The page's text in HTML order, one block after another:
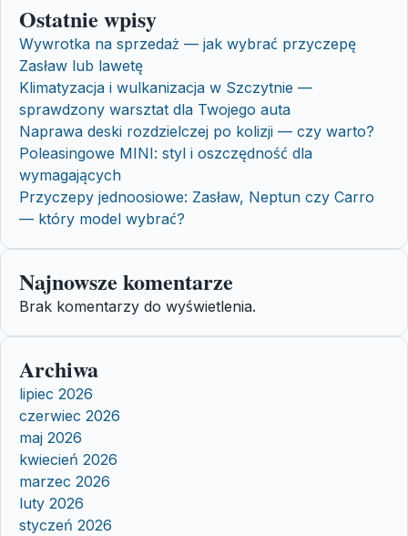
Ostatnie wpisy
Wywrotka na sprzedaż — jak wybrać przyczepę
Zasław lub lawetę
Klimatyzacja i wulkanizacja w Szczytnie —
sprawdzony warsztat dla Twojego auta
Naprawa deski rozdzielczej po kolizji — czy warto?
Poleasingowe MINI: styl i oszczędność dla
wymagających
Przyczepy jednoosiowe: Zasław, Neptun czy Carro
— który model wybrać?
Najnowsze komentarze
Brak komentarzy do wyświetlenia.
Archiwa
lipiec 2026
czerwiec 2026
maj 2026
kwiecień 2026
marzec 2026
luty 2026
styczeń 2026